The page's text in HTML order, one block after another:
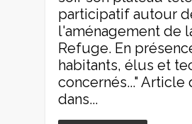
participatif autour
l'aménagement de
Refuge. En
habitants, élus et
concernés..." Article
dans...